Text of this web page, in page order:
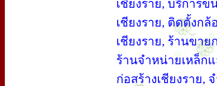
เชียงราย, บริการ
เชียงราย, ติดตั้งกล้
เชียงราย, ร้านขาย
ร้านจำหน่ายเหล็ก
ก่อสร้างเชียงราย,